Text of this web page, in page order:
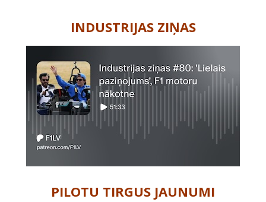
INDUSTRIJAS ZIŅAS
PILOTU TIRGUS JAUNUMI